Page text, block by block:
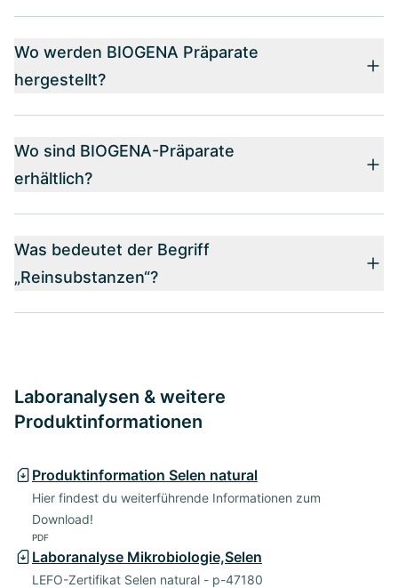
Wo werden BIOGENA Präparate
hergestellt?
Wo sind BIOGENA-Präparate
erhältlich?
Was bedeutet der Begriff
„Reinsubstanzen“?
Laboranalysen & weitere
Produktinformationen
Produktinformation Selen natural
Hier findest du weiterführende Informationen zum
Download!
PDF
Laboranalyse Mikrobiologie,Selen
LEFO-Zertifikat Selen natural - p-47180